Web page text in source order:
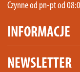
Czynne od pn-pt od
INFORMACJE
NEWSLETTER